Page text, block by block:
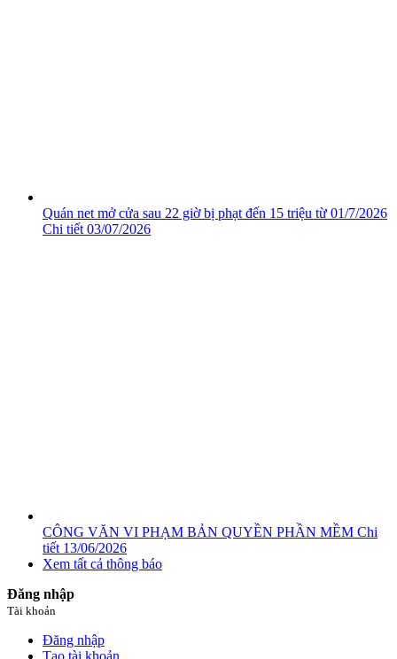
Quán net mở cửa sau 22 giờ bị phạt đến 15 triệu từ 01/7/2026
Chi tiết 03/07/2026
CÔNG VĂN VI PHẠM BẢN QUYỀN PHẦN MỀM Chi
tiết 13/06/2026
Xem tất cả thông báo
Đăng nhập
Tài khoản
Đăng nhập
Tạo tài khoản